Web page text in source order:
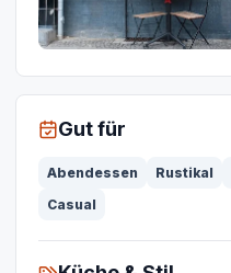
Gut für
Abendessen Rustikal
Casual